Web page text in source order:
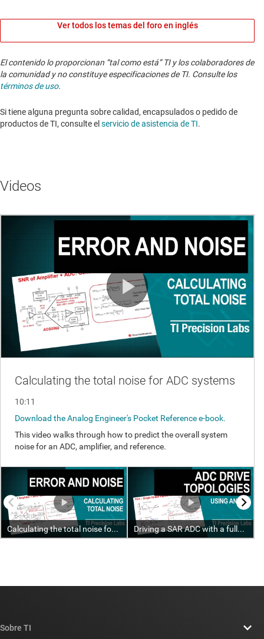
Ver todos los temas del foro en inglés
El contenido lo proporcionan “tal como está” TI y los colaboradores de
la comunidad y no constituye especificaciones de TI. Consulte los
términos de uso.
Si tiene alguna pregunta sobre calidad, encapsulados o pedido de
productos de TI, consulte el servicio de asistencia de TI. ​​​​​​​​​​​​​​
Videos
Sobre TI